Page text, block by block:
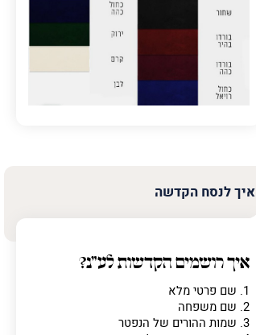
איך לנסח הקדשה
איך רושמים הקדשות לע"נ?
1. שם פרטי מלא
2. שם משפחה
3. שמות ההורים של הנפטר